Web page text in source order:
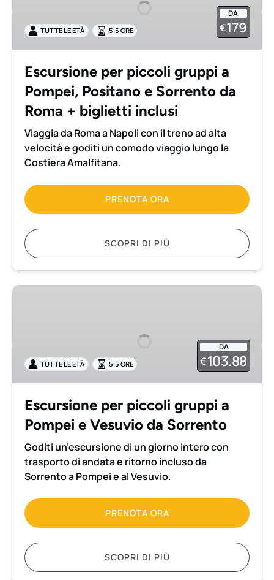
Pompei,
Positano
Sorrento
Roma
biglietti
inclusi
DA
€179
TUTTE LE ETÀ 5.5 ORE
Escursione per piccoli gruppi a
Pompei, Positano e Sorrento da
Roma + biglietti inclusi
Viaggia da Roma a Napoli con il treno ad alta
velocità e goditi un comodo viaggio lungo la
Costiera Amalfitana.
PRENOTA ORA
SCOPRI DI PIÙ
Escursione
Pompei
e
Sorrento
DA
€103.88
TUTTE LE ETÀ 5.5 ORE
Escursione per piccoli gruppi a
Pompei e Vesuvio da Sorrento
Goditi un’escursione di un giorno intero con
trasporto di andata e ritorno incluso da
Sorrento a Pompei e al Vesuvio.
PRENOTA ORA
SCOPRI DI PIÙ